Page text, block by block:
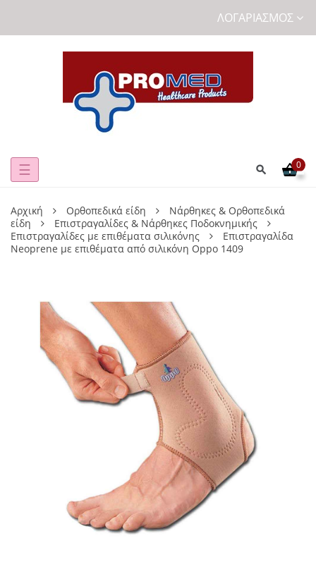
ΛΟΓΑΡΙΑΣΜΌΣ
Toggle
☰ 0
Αρχική Ορθοπεδικά είδη
Νάρθηκες & Ορθοπεδικά
είδη
Επιστραγαλίδες & Νάρθηκες Ποδοκνημικής
Επιστραγαλίδες με επιθέματα σιλικόνης
Επιστραγαλίδα
Neoprene με επιθέματα από σιλικόνη Oppo 1409